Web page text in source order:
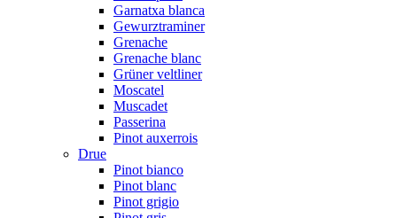
Garnatxa blanca
Gewurztraminer
Grenache
Grenache blanc
Grüner veltliner
Moscatel
Muscadet
Passerina
Pinot auxerrois
Drue
Pinot bianco
Pinot blanc
Pinot grigio